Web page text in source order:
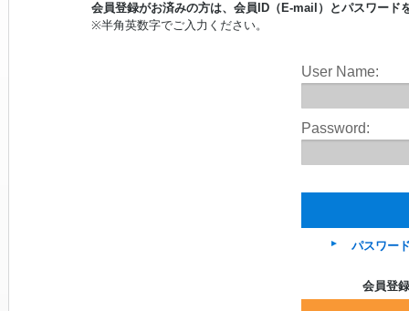
会員登録がお済みの方は、会員ID（E-mail）とパスワー
※半角英数字でご入力ください。
User Name:
Password:
パスワー
会員登